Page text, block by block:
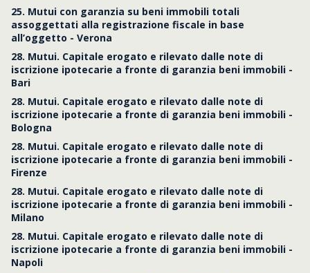
25. Mutui con garanzia su beni immobili totali
assoggettati alla registrazione fiscale in base
all’oggetto - Verona
28. Mutui. Capitale erogato e rilevato dalle note di
iscrizione ipotecarie a fronte di garanzia beni immobili -
Bari
28. Mutui. Capitale erogato e rilevato dalle note di
iscrizione ipotecarie a fronte di garanzia beni immobili -
Bologna
28. Mutui. Capitale erogato e rilevato dalle note di
iscrizione ipotecarie a fronte di garanzia beni immobili -
Firenze
28. Mutui. Capitale erogato e rilevato dalle note di
iscrizione ipotecarie a fronte di garanzia beni immobili -
Milano
28. Mutui. Capitale erogato e rilevato dalle note di
iscrizione ipotecarie a fronte di garanzia beni immobili -
Napoli